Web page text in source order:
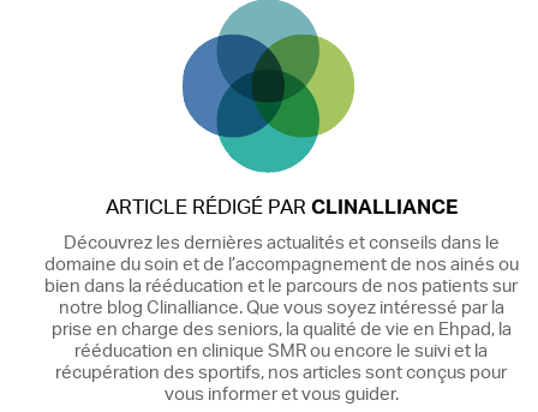
ARTICLE RÉDIGÉ PAR CLINALLIANCE
Découvrez les dernières actualités et conseils dans le
domaine du soin et de l’accompagnement de nos ainés ou
bien dans la rééducation et le parcours de nos patients sur
notre blog Clinalliance. Que vous soyez intéressé par la
prise en charge des seniors, la qualité de vie en Ehpad, la
rééducation en clinique SMR ou encore le suivi et la
récupération des sportifs, nos articles sont conçus pour
vous informer et vous guider.